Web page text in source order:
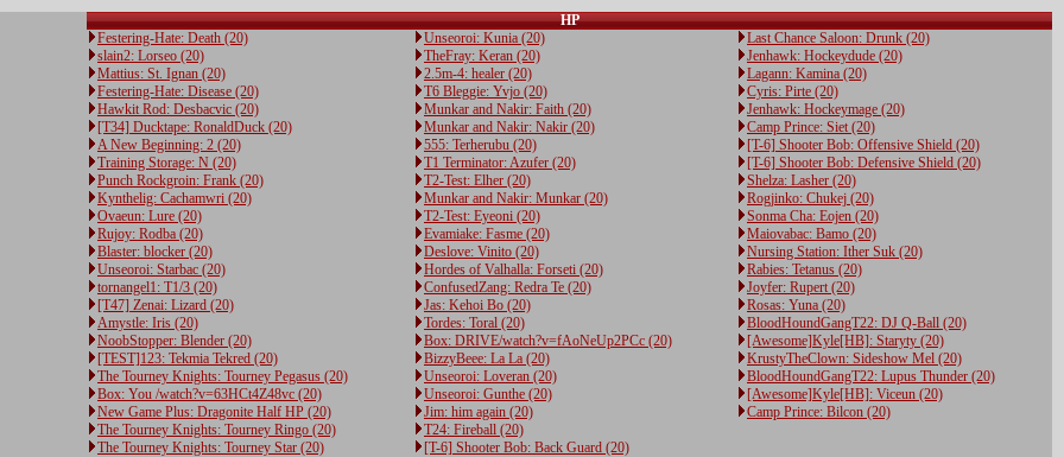
HP
Festering-Hate: Death (20)
slain2: Lorseo (20)
Mattius: St. Ignan (20)
Festering-Hate: Disease (20)
Hawkit Rod: Desbacvic (20)
[T34] Ducktape: RonaldDuck (20)
A New Beginning: 2 (20)
Training Storage: N (20)
Punch Rockgroin: Frank (20)
Kynthelig: Cachamwri (20)
Ovaeun: Lure (20)
Rujoy: Rodba (20)
Blaster: blocker (20)
Unseoroi: Starbac (20)
tornangel1: T1/3 (20)
[T47] Zenai: Lizard (20)
Amystle: Iris (20)
NoobStopper: Blender (20)
[TEST]123: Tekmia Tekred (20)
The Tourney Knights: Tourney Pegasus (20)
Box: You /watch?v=63HCt4Z48vc (20)
New Game Plus: Dragonite Half HP (20)
The Tourney Knights: Tourney Ringo (20)
The Tourney Knights: Tourney Star (20)
Unseoroi: Kunia (20)
TheFray: Keran (20)
2.5m-4: healer (20)
T6 Bleggie: Yvjo (20)
Munkar and Nakir: Faith (20)
Munkar and Nakir: Nakir (20)
555: Terherubu (20)
T1 Terminator: Azufer (20)
T2-Test: Elher (20)
Munkar and Nakir: Munkar (20)
T2-Test: Eyeoni (20)
Evamiake: Fasme (20)
Deslove: Vinito (20)
Hordes of Valhalla: Forseti (20)
ConfusedZang: Redra Te (20)
Jas: Kehoi Bo (20)
Tordes: Toral (20)
Box: DRIVE/watch?v=fAoNeUp2PCc (20)
BizzyBeee: La La (20)
Unseoroi: Loveran (20)
Unseoroi: Gunthe (20)
Jim: him again (20)
T24: Fireball (20)
[T-6] Shooter Bob: Back Guard (20)
Last Chance Saloon: Drunk (20)
Jenhawk: Hockeydude (20)
Lagann: Kamina (20)
Cyris: Pirte (20)
Jenhawk: Hockeymage (20)
Camp Prince: Siet (20)
[T-6] Shooter Bob: Offensive Shield (20)
[T-6] Shooter Bob: Defensive Shield (20)
Shelza: Lasher (20)
Rogjinko: Chukej (20)
Sonma Cha: Eojen (20)
Maiovabac: Bamo (20)
Nursing Station: Ither Suk (20)
Rabies: Tetanus (20)
Joyfer: Rupert (20)
Rosas: Yuna (20)
BloodHoundGangT22: DJ Q-Ball (20)
[Awesome]Kyle[HB]: Staryty (20)
KrustyTheClown: Sideshow Mel (20)
BloodHoundGangT22: Lupus Thunder (20)
[Awesome]Kyle[HB]: Viceun (20)
Camp Prince: Bilcon (20)